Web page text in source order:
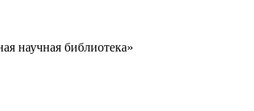
научная библиотека»